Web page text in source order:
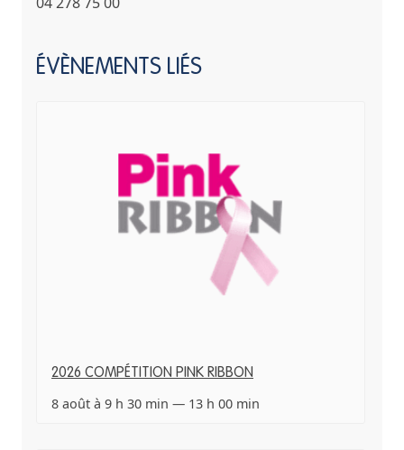
ÉVÈNEMENTS LIÉS
2026 COMPÉTITION PINK RIBBON
8 août à 9 h 30 min — 13 h 00 min